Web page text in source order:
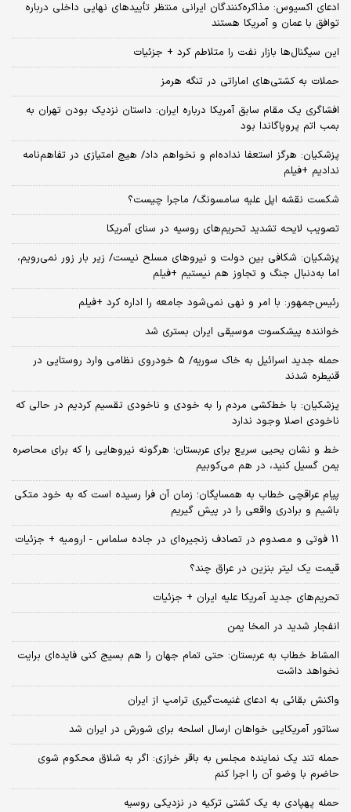
ادعای اکسیوس: مذاکره‌کنندگان ایرانی منتظر تأییدهای نهایی داخلی درباره
توافق با عمان و آمریکا هستند
این سیگنال‌ها بازار نفت را متلاطم کرد + جزئیات
حملات به کشتی‌های اماراتی در تنگه هرمز
افشاگری یک مقام سابق آمریکا درباره ایران: داستان نزدیک بودن تهران به
بمب اتم پروپاگاندا بود
پزشکیان: هرگز استعفا نداده‌ام و نخواهم داد/ هیچ امتیازی در تفاهم‌نامه
ندادیم +فیلم
شکست نقشه اپل علیه سامسونگ/ ماجرا چیست؟
تصویب لایحه تشدید تحریم‌های روسیه در سنای آمریکا
پزشکیان: شکافی بین دولت و نیروهای مسلح نیست/ زیر بار زور نمی‌رویم،
اما به‌دنبال جنگ و تجاوز هم نیستیم +فیلم
رئیس‌جمهور: با امر و نهی نمی‌شود جامعه را اداره کرد +فیلم
خواننده پیشکسوت موسیقی ایران بستری شد
حمله جدید اسرائیل به خاک سوریه/ 5 خودروی نظامی وارد روستایی در
قنیطره شدند
پزشکیان: با خط‌کشی مردم را به خودی و ناخودی تقسیم کردیم در حالی که
ناخودی اصلا وجود ندارد
خط و نشان یحیی سریع برای عربستان؛ هرگونه نیروهایی را که برای محاصره
یمن گسیل کنید، در هم می‌کوبیم
پیام عراقچی خطاب به همسایگان؛ زمان آن فرا رسیده است که به خود متکی
باشیم و برادری واقعی را در پیش گیریم
11 فوتی و مصدوم در تصادف زنجیره‌ای در جاده سلماس - ارومیه + جزئیات
قیمت یک لیتر بنزین در عراق چند؟
تحریم‌های جدید آمریکا علیه ایران + جزئیات
انفجار شدید در المخا یمن
المشاط خطاب به عربستان: حتی تمام جهان را هم بسیج کنی فایده‌ای برایت
نخواهد داشت
واکنش بقائی به ادعای غنیمت‌گیری ترامپ از ایران
سناتور آمریکایی خواهان ارسال اسلحه برای شورش در ایران شد
حمله تند یک نماینده مجلس به باقر خرازی: اگر به شلاق محکوم شوی
حاضرم با وضو آن را اجرا کنم
حمله پهپادی به یک کشتی ترکیه در نزدیکی روسیه